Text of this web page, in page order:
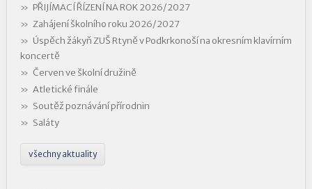
PŘIJÍMACÍ ŘÍZENÍ NA ROK 2026/2027
Zahájení školního roku 2026/2027
Úspěch žákyň ZUŠ Rtyně v Podkrkonoší na okresním klavírním
koncertě
Červen ve školní družině
Atletické finále
Soutěž poznávání přírodnin
Saláty
všechny aktuality